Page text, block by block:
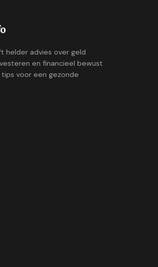
helder advies over geld
en financieel bewust
tips voor een gezonde